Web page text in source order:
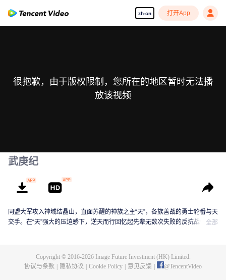
zh-cn 打开App
很抱歉，由于版权限制，您所在的地区暂时无法播
放该视频
武庚纪
同盟大军攻入神域结晶山，直面苏醒的神族之主“天”，各族善战的勇士轮番与天
交手。在“天”强大的压迫感下，逆天而行回忆起先辈无数次失败的反抗战争，以
全部
Copyright © 2016-2026Image Future Investment (HK) Limited.
协议与条款
隐私协议 Cookie Policy 意见反馈 @TencentVideo